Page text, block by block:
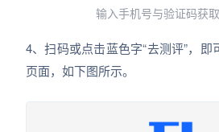
输入手机号与验证码获
4、扫码或点击蓝色字“去测评”，
页面，如下图所示。